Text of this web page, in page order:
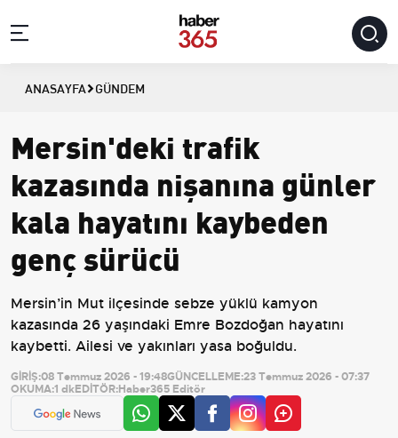
ANASAYFA GÜNDEM
Mersin'deki trafik
kazasında nişanına günler
kala hayatını kaybeden
genç sürücü
Mersin’in Mut ilçesinde sebze yüklü kamyon
kazasında 26 yaşındaki Emre Bozdoğan hayatını
kaybetti. Ailesi ve yakınları yasa boğuldu.
GİRİŞ:08 Temmuz 2026 - 19:48GÜNCELLEME:23 Temmuz 2026 - 07:37
OKUMA:1 dkEDİTÖR:Haber365 Editör